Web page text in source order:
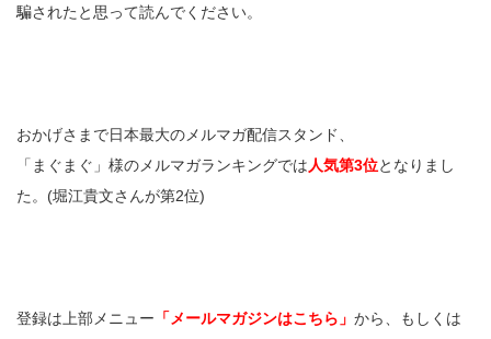
騙されたと思って読んでください。
おかげさまで日本最大のメルマガ配信スタンド、
「まぐまぐ」様のメルマガランキングでは人気第3位となりまし
た。(堀江貴文さんが第2位)
登録は上部メニュー 「メールマガジンはこちら」 から、もしくは